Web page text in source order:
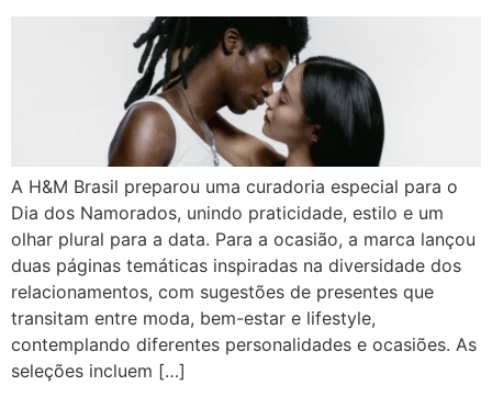
A H&M Brasil preparou uma curadoria especial para o
Dia dos Namorados, unindo praticidade, estilo e um
olhar plural para a data. Para a ocasião, a marca lançou
duas páginas temáticas inspiradas na diversidade dos
relacionamentos, com sugestões de presentes que
transitam entre moda, bem-estar e lifestyle,
contemplando diferentes personalidades e ocasiões. As
seleções incluem […]